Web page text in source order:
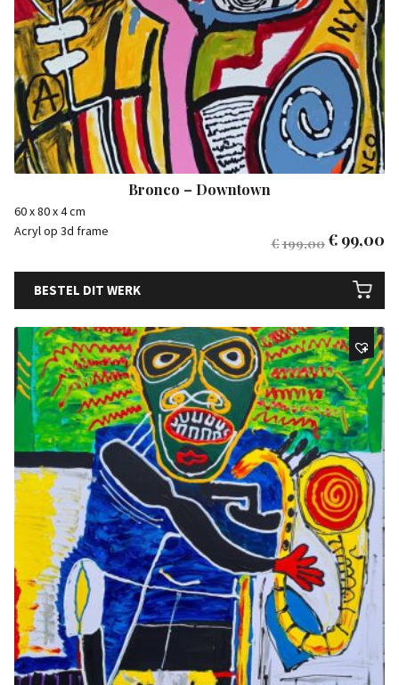
Bronco – Downtown
60 x 80 x 4 cm
Acryl op 3d frame
€199,00€ 99,00
BESTEL DIT WERK